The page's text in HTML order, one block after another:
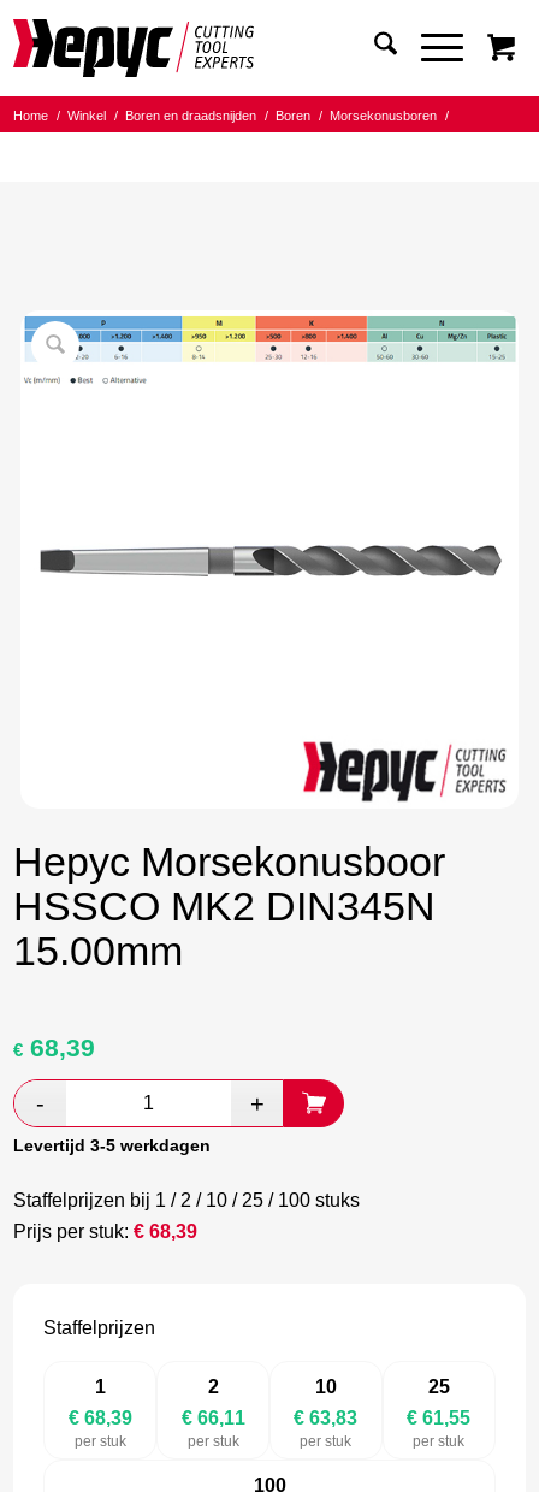
Home / Winkel / Boren en draadsnijden / Boren / Morsekonusboren
/
Hepyc Morsekonusboor
HSSCO MK2 DIN345N
15.00mm
Oorspronkelijke
prijs
was:
€ 113,99.
€ 68,39
prijs
€ 66,11.
Levertijd 3-5 werkdagen
Staffelprijzen bij 1 / 2 / 10 / 25 / 100 stuks
Prijs per stuk:€68,39
Staffelprijzen
1
€ 68,39
per stuk
2
€ 66,11
per stuk
10
€ 63,83
per stuk
25
€ 61,55
per stuk
100